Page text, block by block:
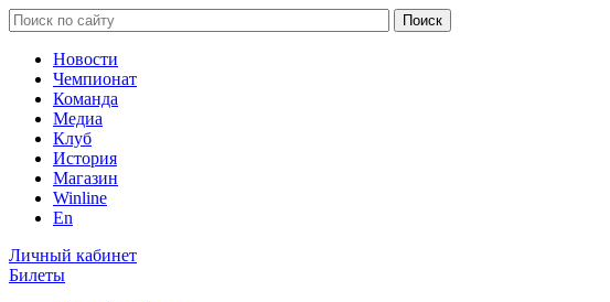
Новости
Чемпионат
Команда
Медиа
Клуб
История
Магазин
Winline
En
Личный кабинет
Билеты